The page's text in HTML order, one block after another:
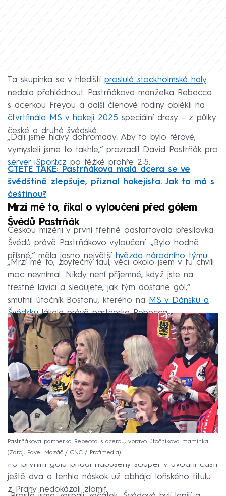
Ta skupinka se v hledišti proslulé stockholmské haly
nedala přehlédnout. Pastrňákova manželka Rebecca
s dcerkou Freyou a další členové rodiny oblékli na
čtvrtfinále MS v hokeji 2025 speciální dresy – z půlky
české a druhé švédské.
„Dali jsme hlavy dohromady. Aby to bylo férové,
vymysleli jsme to takhle,“ prozradil David Pastrňák pro
server iSport.cz po těžké prohře 2:5.
ČTĚTE TAKÉ: Pastrňákova malá dcera se ve
švédštině zlepšuje, přiznal hokejista. Jak to má s
češtinou?
Mrzí mě to, říkal o vyloučení před gólem
Švédů Pastrňák
Českou mizérii v první třetině odstartovala přesilovka
Švédů právě Pastrňákovo vyloučení. „Bylo hodně
přísné,“ měla jasno největší hvězda národního týmu.
„Mrzí mě to, zbytečný faul, věci okolo jsem v tu chvíli
moc nevnímal. Nikdy není příjemné, když jste na
trestné lavici a sledujete, jak tým dostane gól,“
smutnil útočník Bostonu, kterého na MS v Dánsku a
Švédskulákala právě partnerka Rebecca.
Pastrňákova partnerka Rebecca s dcerou, vpravo útočníkova maminka
Zdroj: Pavel Mazáč / CNC / Profimedia
Po prvním gólu přidal nabušený soupeř v úvodní části
ještě dva a tenhle náskok už obhájci loňského titulu
z Prahy nedokázali zlomit.